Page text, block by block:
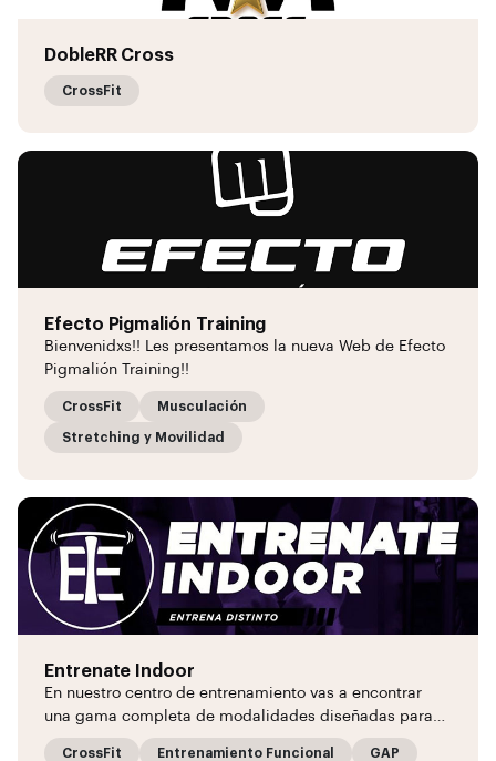
DobleRR Cross
CrossFit
Efecto Pigmalión Training
Bienvenidxs!! Les presentamos la nueva Web de Efecto
Pigmalión Training!!
CrossFit Musculación
Stretching y Movilidad
Entrenate Indoor
En nuestro centro de entrenamiento vas a encontrar
una gama completa de modalidades diseñadas para…
CrossFit Entrenamiento Funcional GAP